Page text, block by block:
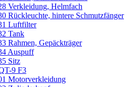
Verkleidung, Helmfach
Rückleuchte, hintere Schmutzfänger
Luftfilter
Tank
Rahmen, Gepäckträger
Auspuff
Sitz
9 F3
Motorverkleidung